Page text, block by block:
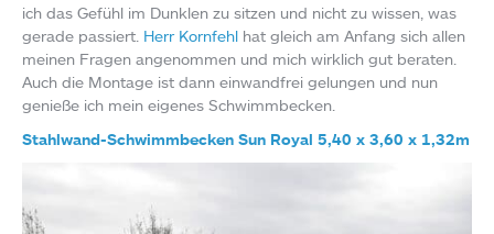
ich das Gefühl im Dunklen zu sitzen und nicht zu wissen, was
gerade passiert. Herr Kornfehl hat gleich am Anfang sich allen
meinen Fragen angenommen und mich wirklich gut beraten.
Auch die Montage ist dann einwandfrei gelungen und nun
genieße ich mein eigenes Schwimmbecken.
Stahlwand-Schwimmbecken Sun Royal 5,40 x 3,60 x 1,32m